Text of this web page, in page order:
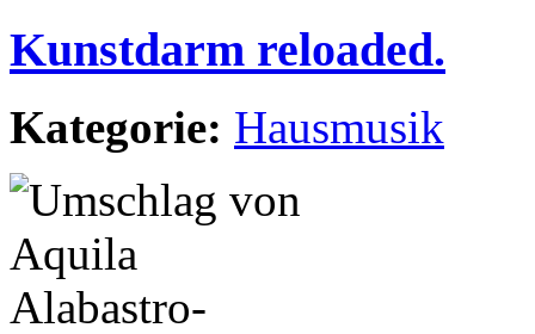
Kunstdarm reloaded.
Kategorie: Hausmusik